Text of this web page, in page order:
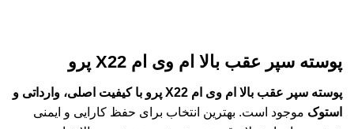
پوسته سپر عقب بالا ام وی ام X22 پرو
پوسته سپر عقب بالا ام وی ام X22 پرو با کیفیت اصلی، وارداتی و
استوک موجود است. بهترین انتخاب برای حفظ کارایی و ایمنی